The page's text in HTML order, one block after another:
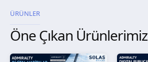
ÜRÜNLER
Öne Çıkan Ürünlerimiz